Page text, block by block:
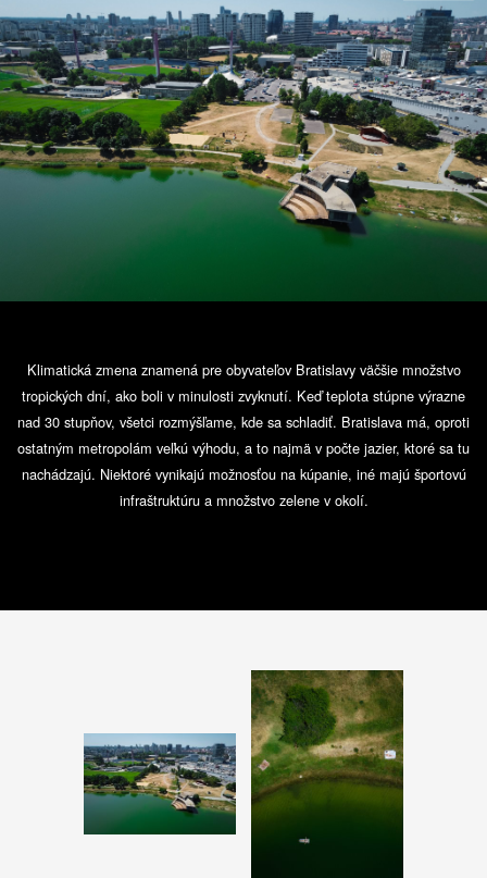
Klimatická zmena znamená pre obyvateľov Bratislavy väčšie množstvo
tropických dní, ako boli v minulosti zvyknutí. Keď teplota stúpne výrazne
nad 30 stupňov, všetci rozmýšľame, kde sa schladiť. Bratislava má, oproti
ostatným metropolám veľkú výhodu, a to najmä v počte jazier, ktoré sa tu
nachádzajú. Niektoré vynikajú možnosťou na kúpanie, iné majú športovú
infraštruktúru a množstvo zelene v okolí.